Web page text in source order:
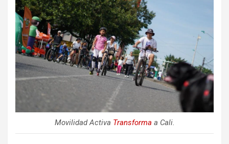
Movilidad Activa Transforma a Cali.